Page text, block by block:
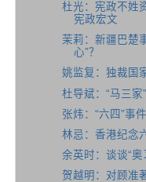
杜光：宪政不
宪政宏文
茉莉：新疆巴楚
心”？
姚监复：独裁国
杜导斌：“马三家
张炜：“六四”事
林忌：香港纪念
余英时：谈谈“奥
贺越明：对顾准